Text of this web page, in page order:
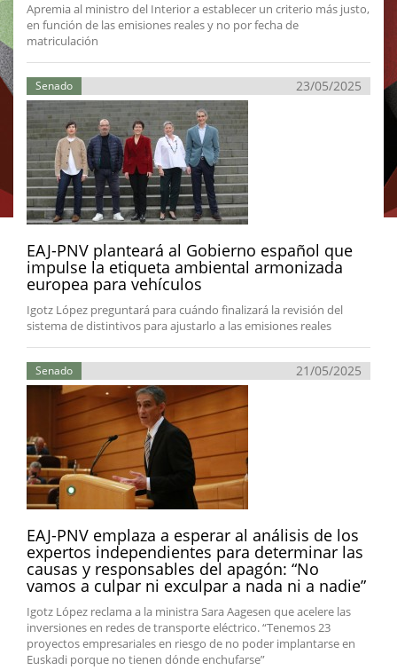
Apremia al ministro del Interior a establecer un criterio más justo,
en función de las emisiones reales y no por fecha de
matriculación
Senado 23/05/2025
EAJ-PNV planteará al Gobierno español que
impulse la etiqueta ambiental armonizada
europea para vehículos
Igotz López preguntará para cuándo finalizará la revisión del
sistema de distintivos para ajustarlo a las emisiones reales
Senado 21/05/2025
EAJ-PNV emplaza a esperar al análisis de los
expertos independientes para determinar las
causas y responsables del apagón: “No
vamos a culpar ni exculpar a nada ni a nadie”
Igotz López reclama a la ministra Sara Aagesen que acelere las
inversiones en redes de transporte eléctrico. “Tenemos 23
proyectos empresariales en riesgo de no poder implantarse en
Euskadi porque no tienen dónde enchufarse”